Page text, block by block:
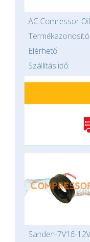
AC Comressor
Termékazonosító:
Elérhető:
Szállításiidő:
Sanden-7V16-